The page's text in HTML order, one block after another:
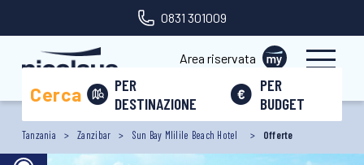
0831 301009
Cerca
PER
DESTINAZIONE
PER
BUDGET
Area riservata
Tanzania Zanzibar Sun Bay Mlilile Beach Hotel Offerte